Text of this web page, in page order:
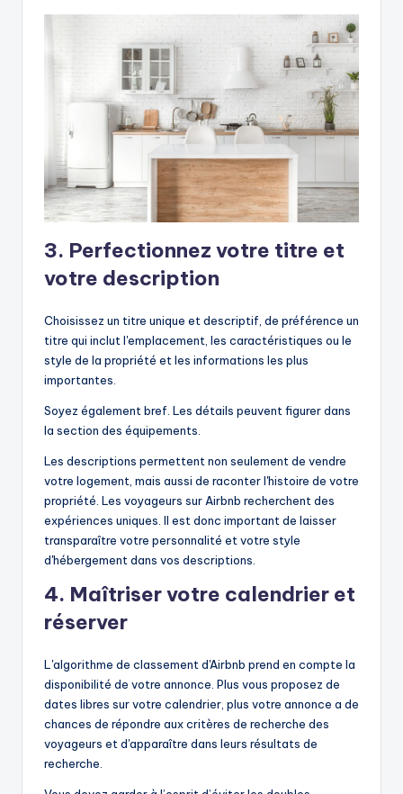
3. Perfectionnez votre titre et
votre description
Choisissez un titre unique et descriptif, de préférence un
titre qui inclut l'emplacement, les caractéristiques ou le
style de la propriété et les informations les plus
importantes.
Soyez également bref. Les détails peuvent figurer dans
la section des équipements.
Les descriptions permettent non seulement de vendre
votre logement, mais aussi de raconter l'histoire de votre
propriété. Les voyageurs sur Airbnb recherchent des
expériences uniques. Il est donc important de laisser
transparaître votre personnalité et votre style
d'hébergement dans vos descriptions.
4. Maîtriser votre calendrier et
réserver
L'algorithme de classement d'Airbnb prend en compte la
disponibilité de votre annonce. Plus vous proposez de
dates libres sur votre calendrier, plus votre annonce a de
chances de répondre aux critères de recherche des
voyageurs et d'apparaître dans leurs résultats de
recherche.